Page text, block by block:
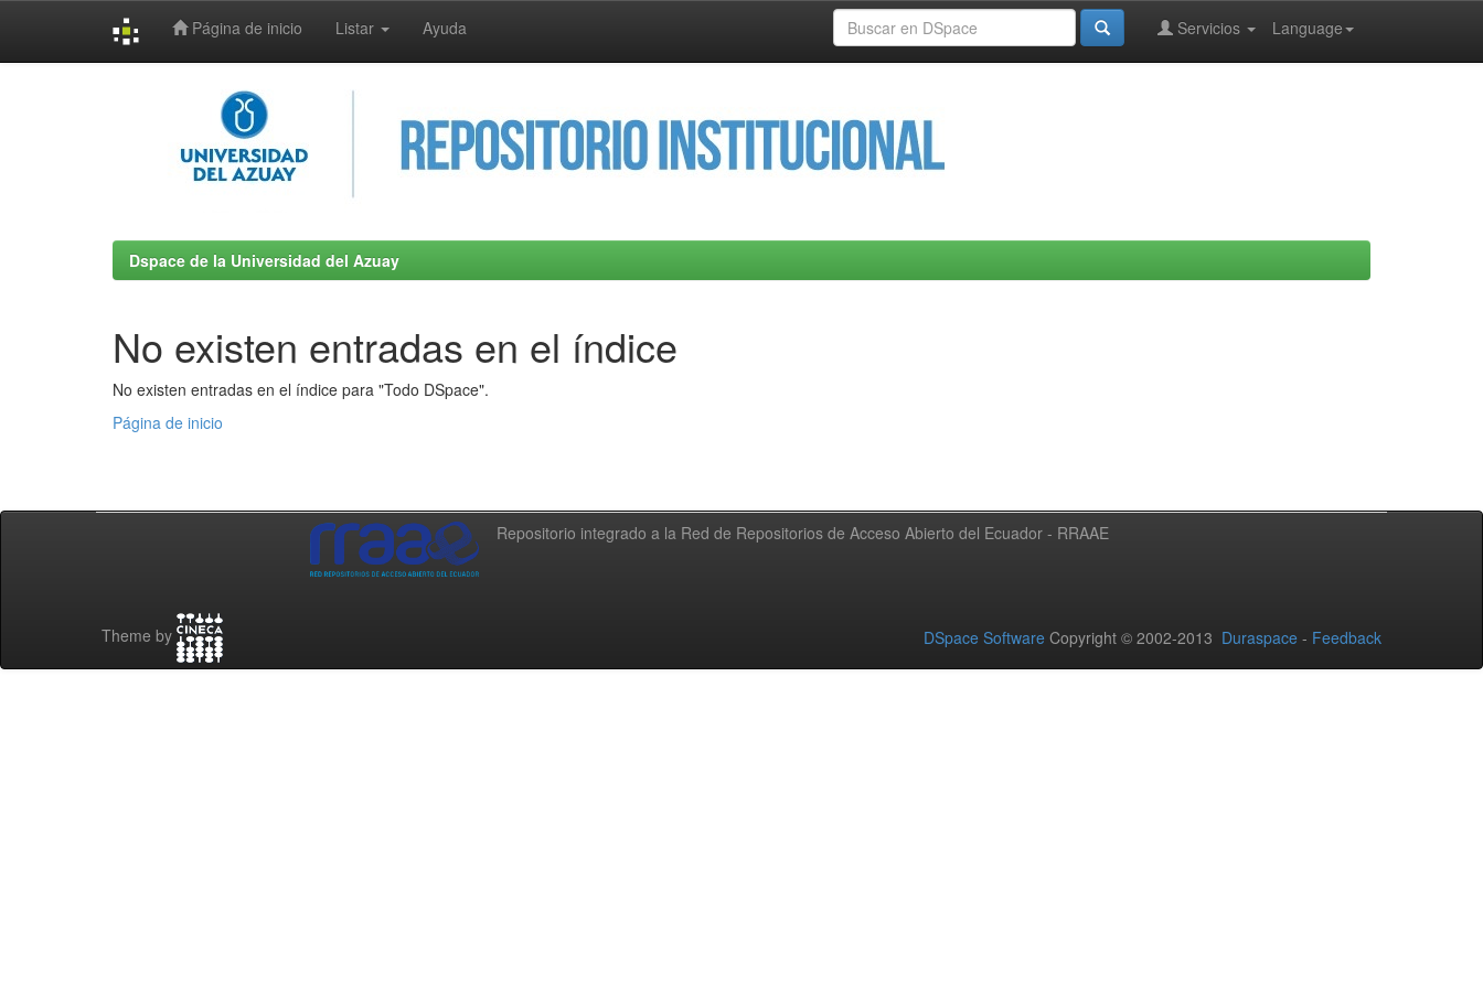
Página de inicio Listar Ayuda Language
Servicios
Dspace de la Universidad del Azuay
No existen entradas en el índice
No existen entradas en el índice para "Todo DSpace".
Página de inicio
Repositorio integrado a la Red de Repositorios de Acceso Abierto del Ecuador - RRAAE
Theme by DSpace Software Copyright © 2002-2013 Duraspace - Feedback